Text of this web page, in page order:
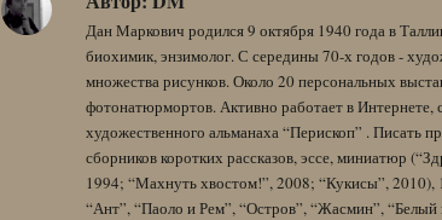
Дан Маркович родился 9 октября 1940 года в
биохимик, энзимолог. С середины 70-х годов -
множества рисунков. Около 20 персональных
фотонатюрмортов. Активно работает в Интернете,
художественного альманаха “Перископ” . Писать
сборников коротких рассказов, эссе, миниатюр
1994; “Махнуть хвостом!”, 2008; “Кукисы”,
“Ант”, “Паоло и Рем”, “Остров”, “Жасмин”, “Белый